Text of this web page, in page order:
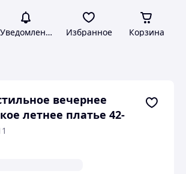
Уведомления Избранное Корзина
вечернее
летнее платье 42-